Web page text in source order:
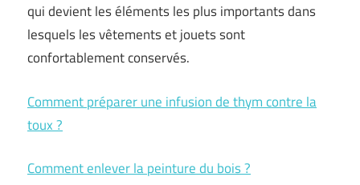
qui devient les éléments les plus importants dans
lesquels les vêtements et jouets sont
confortablement conservés.
Comment préparer une infusion de thym contre la
toux ?
Comment enlever la peinture du bois ?